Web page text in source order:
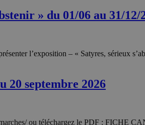
» du 01/06 au 31/12/
l’exposition – « Satyres, sérieux
20 septembre 2026
ou téléchargez le PDF : FICHE